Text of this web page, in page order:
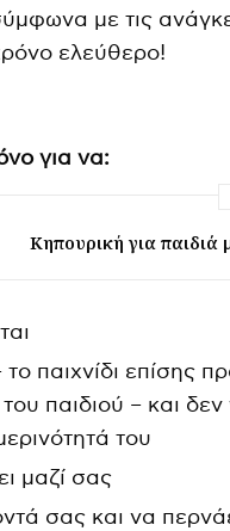
με τις
ελεύθερο!
για να:
Κηπουρική για
το παιχνίδι επίσης
παιδιού – και
του
μαζί σας
σας και να